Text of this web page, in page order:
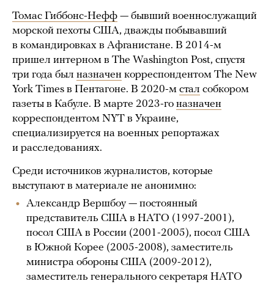
Томас Гиббонс-Нефф — бывший военнослужащий
морской пехоты США, дважды побывавший
в командировках в Афганистане. В 2014-м
пришел интерном в The Washington Post, спустя
три года был назначен корреспондентом The New
York Times в Пентагоне. В 2020-м стал собкором
газеты в Кабуле. В марте 2023-го назначен
корреспондентом NYT в Украине,
специализируется на военных репортажах
и расследованиях.
Среди источников журналистов, которые
выступают в материале не анонимно:
Александр Вершбоу — постоянный
представитель США в НАТО (1997-2001),
посол США в России (2001-2005), посол США
в Южной Корее (2005-2008), заместитель
министра обороны США (2009-2012),
заместитель генерального секретаря НАТО